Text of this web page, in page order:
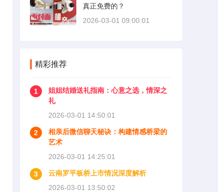
真正免费的？
2026-03-01 09:00:01
精彩推荐
1
姐姐结婚送礼指南：心意之选，情深之
礼
2026-03-01 14:50:01
2
相亲后微信聊天秘诀：构建情感桥梁的
艺术
2026-03-01 14:25:01
3
云南罗平板桥上市情况深度解析
2026-03-01 13:50:02